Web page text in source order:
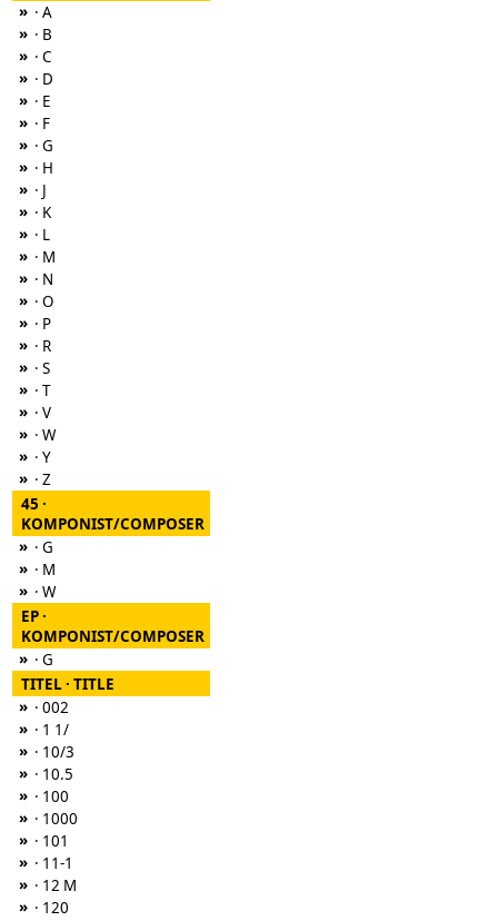
» · A
» · B
» · C
» · D
» · E
» · F
» · G
» · H
» · J
» · K
» · L
» · M
» · N
» · O
» · P
» · R
» · S
» · T
» · V
» · W
» · Y
» · Z
45 ·
KOMPONIST/COMPOSER
» · G
» · M
» · W
EP ·
KOMPONIST/COMPOSER
» · G
TITEL · TITLE
» · 002
» · 1 1/
» · 10/3
» · 10.5
» · 100
» · 1000
» · 101
» · 11-1
» · 12 M
» · 120